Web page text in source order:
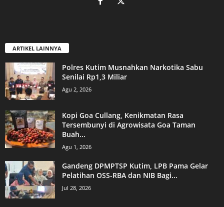
ARTIKEL LAINNYA
Polres Kutim Musnahkan Narkotika Sabu
Senilai Rp1,3 Miliar
Agu 2, 2026
Kopi Goa Cullang, Kenikmatan Rasa
Tersembunyi di Agrowisata Goa Taman
Buah...
Agu 1, 2026
Gandeng DPMPTSP Kutim, LPB Pama Gelar
Pelatihan OSS-RBA dan NIB Bagi...
Jul 28, 2026